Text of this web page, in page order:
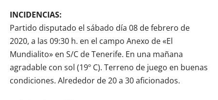
INCIDENCIAS:
Partido disputado el sábado día 08 de febrero de
2020, a las 09:30 h. en el campo Anexo de «El
Mundialito» en S/C de Tenerife. En una mañana
agradable con sol (19º C). Terreno de juego en buenas
condiciones. Alrededor de 20 a 30 aficionados.